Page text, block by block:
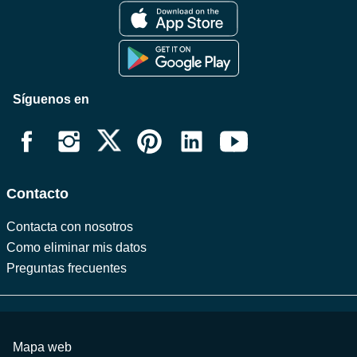
Síguenos en
Contacto
Contacta con nosotros
Como eliminar mis datos
Preguntas frecuentes
Mapa web